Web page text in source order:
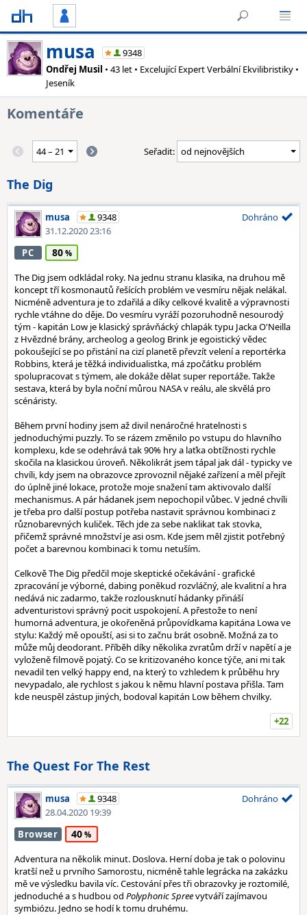
musa
9348
Ondřej Musil • 43 let • Excelující Expert Verbální Ekvilibristiky •
Jeseník
Komentáře
Seřadit:
The Dig
musa
9348
31.12.2020 23:16
Dohráno
PC 80
The Dig jsem odkládal roky. Na jednu stranu klasika, na druhou mě
koncept tří kosmonautů řešících problém ve vesmíru nějak nelákal.
Nicméně adventura je to zdařilá a díky celkové kvalitě a výpravnosti
rychle vtáhne do děje. Do vesmíru vyráží pozoruhodně nesourodý
tým - kapitán Low je klasický správňácký chlapák typu Jacka O'Neilla
z Hvězdné brány, archeolog a geolog Brink je egoistický vědec
pokoušející se po přistání na cizí planetě převzít velení a reportérka
Robbins, která je těžká individualistka, má zpočátku problém
spolupracovat s týmem, ale dokáže dělat super reportáže. Takže
sestava, která by byla noční můrou NASA v reálu, ale skvělá pro
scénáristy.
Během první hodiny jsem až divil nenáročné hratelnosti s
jednoduchými puzzly. To se rázem změnilo po vstupu do hlavního
komplexu, kde se odehrává tak 90% hry a laťka obtížnosti rychle
skočila na klasickou úroveň. Několikrát jsem tápal jak dál - typicky ve
chvíli, kdy jsem na obrazovce zprovoznil nějaké zařízení a měl přejít
do úplně jiné lokace, protože moje snažení tam aktivovalo další
mechanismus. A pár hádanek jsem nepochopil vůbec. V jedné chvíli
je třeba pro další postup potřeba nastavit správnou kombinaci z
různobarevných kuliček. Těch jde za sebe naklikat tak stovka,
přičemž správné množství je asi osm. Kde jsem měl zjistit potřebný
počet a barevnou kombinaci k tomu netuším.
Celkově The Dig předčil moje skeptické očekávání - grafické
zpracování je výborné, dabing poněkud rozvláčný, ale kvalitní a hra
nedává nic zadarmo, takže rozlousknutí hádanky přináší
adventuristovi správný pocit uspokojení. A přestože to není
humorná adventura, je okořeněná průpovídkama kapitána Lowa ve
stylu: Každý mě opouští, asi si to začnu brát osobně. Možná za to
může můj deodorant. Příběh díky několika zvratům drží v napětí a je
vyloženě filmově pojatý. Co se kritizovaného konce týče, ani mi tak
nevadil ten velký happy end, na který to vzhledem k průběhu hry
nevypadalo, ale rychlost s jakou k němu hlavní postava přišla. Tam
kde neuspěl zástup jiných, bodoval kapitán Low během chvilky.
+22
The Quest For The Rest
musa
9348
28.04.2020 19:39
Dohráno
Browser 40
Adventura na několik minut. Doslova. Herní doba je tak o polovinu
kratší než u prvního Samorostu, nicméně tahle legrácka na zakázku
mě ve výsledku bavila víc. Cestování přes tři obrazovky je roztomilé,
jednoduché a s hudbou od Polyphonic Spreevytváří zajímavou
symbiózu. Jedno se hodí k tomu druhému.